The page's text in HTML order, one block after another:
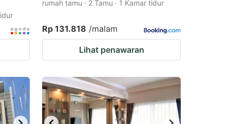
rumah tamu · 2 Tamu · 1 Kamar tidur
Rp 131.818 /malam
Lihat penawaran